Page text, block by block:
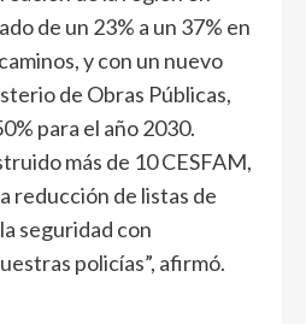
de un 23% a un 37% en
y con un nuevo
de Obras Públicas,
para el año 2030.
más de 10 CESFAM,
reducción de listas de
seguridad con
policías”, afirmó.